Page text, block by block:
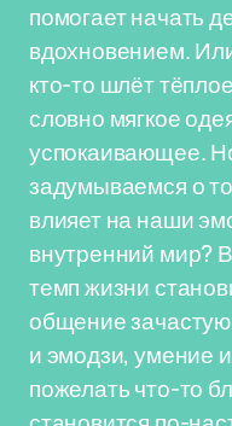
помогает начать
вдохновением.
кто-то шлёт
словно мягкое
успокаивающее.
задумываемся о
влияет на наши
внутренний мир?
темп жизни
общение
и эмодзи, умение
пожелать что-то